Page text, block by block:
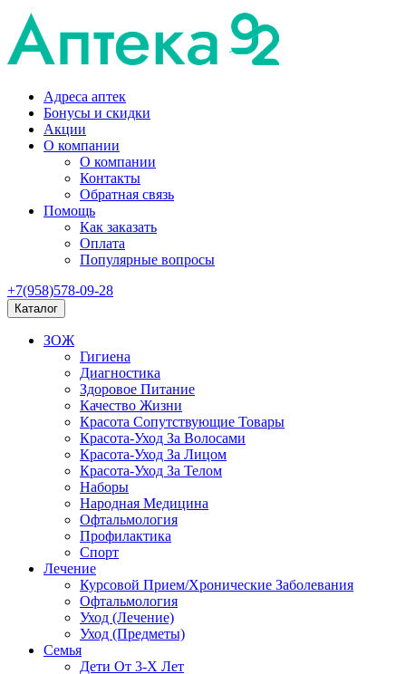
Адреса аптек
Бонусы и скидки
Акции
О компании
О компании
Контакты
Обратная связь
Помощь
Как заказать
Оплата
Популярные вопросы
+7(958)578-09-28
Каталог
ЗОЖ
Гигиена
Диагностика
Здоровое Питание
Качество Жизни
Красота Сопутствующие Товары
Красота-Уход За Волосами
Красота-Уход За Лицом
Красота-Уход За Телом
Наборы
Народная Медицина
Офтальмология
Профилактика
Спорт
Лечение
Курсовой Прием/Хронические Заболевания
Офтальмология
Уход (Лечение)
Уход (Предметы)
Семья
Дети От 3-Х Лет